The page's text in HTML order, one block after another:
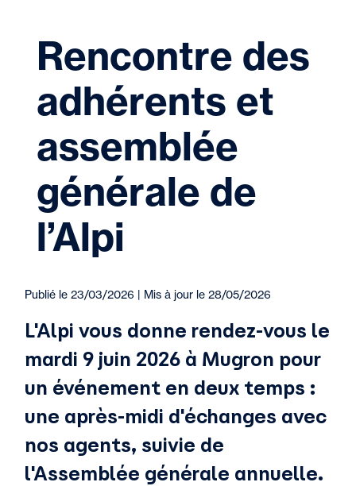
Rencontre des
adhérents et
assemblée
générale de
l’Alpi
Publié le 23/03/2026 | Mis à jour le 28/05/2026
L'Alpi vous donne rendez-vous le
mardi 9 juin 2026 à Mugron pour
un événement en deux temps :
une après-midi d'échanges avec
nos agents, suivie de
l'Assemblée générale annuelle.